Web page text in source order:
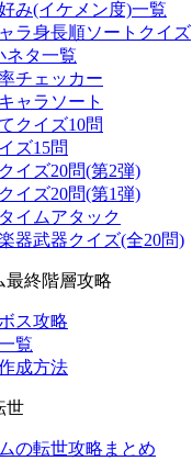
み(イケメン度)一覧
ラ身長順ソートクイズ
ネタ一覧
チェッカー
ャラソート
クイズ10問
ズ15問
イズ20問(第2弾)
イズ20問(第1弾)
イムアタック
器武器クイズ(全20問)
最終階層攻略
ス攻略
覧
成方法
世
の転世攻略まとめ